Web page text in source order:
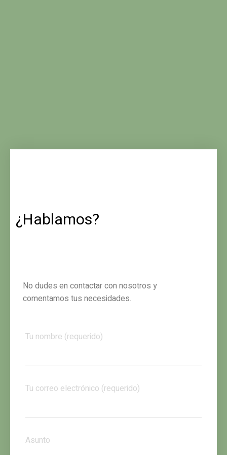
¿Hablamos?
No dudes en contactar con nosotros y
comentamos tus necesidades.
Tu nombre (requerido)
Tu correo electrónico (requerido)
Asunto